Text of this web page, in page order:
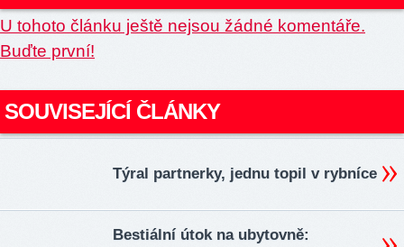
U tohoto článku ještě nejsou žádné komentáře.
Buďte první!
SOUVISEJÍCÍ ČLÁNKY
Týral partnerky, jednu topil v rybníce
Bestiální útok na ubytovně: